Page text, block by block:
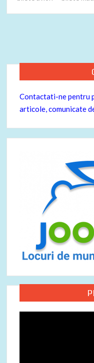
e
k
itt er
Contactati-ne pentru
articole, comunicate